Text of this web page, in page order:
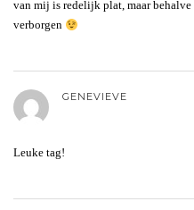
van mij is redelijk plat, maar
verborgen
GENEVIEVE
Leuke tag!